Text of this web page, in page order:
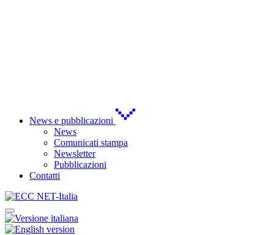
News e pubblicazioni
News
Comunicati stampa
Newsletter
Pubblicazioni
Contatti